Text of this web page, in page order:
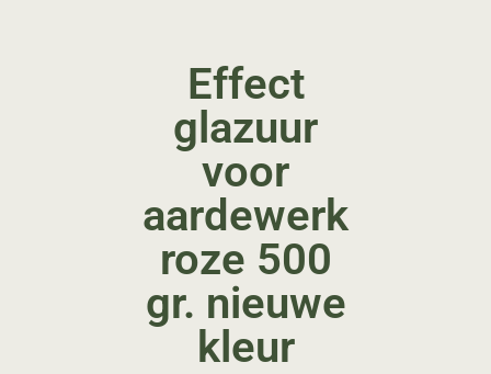
Effect
glazuur
voor
aardewerk
roze 500
gr. nieuwe
kleur